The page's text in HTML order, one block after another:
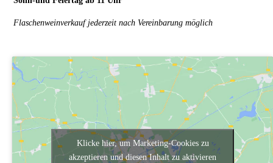
Flaschenweinverkauf jederzeit nach Vereinbarung möglich
Klicke hier, um Marketing-Cookies zu
akzeptieren und diesen Inhalt zu aktivieren